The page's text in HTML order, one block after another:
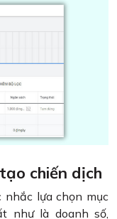
chiến dịch
nhắc lựa chọn mục
như là doanh số,